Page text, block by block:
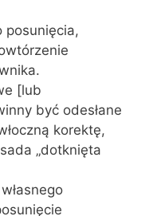
posunięcia,
[lub
być odesłane
korektę,
„dotknięta